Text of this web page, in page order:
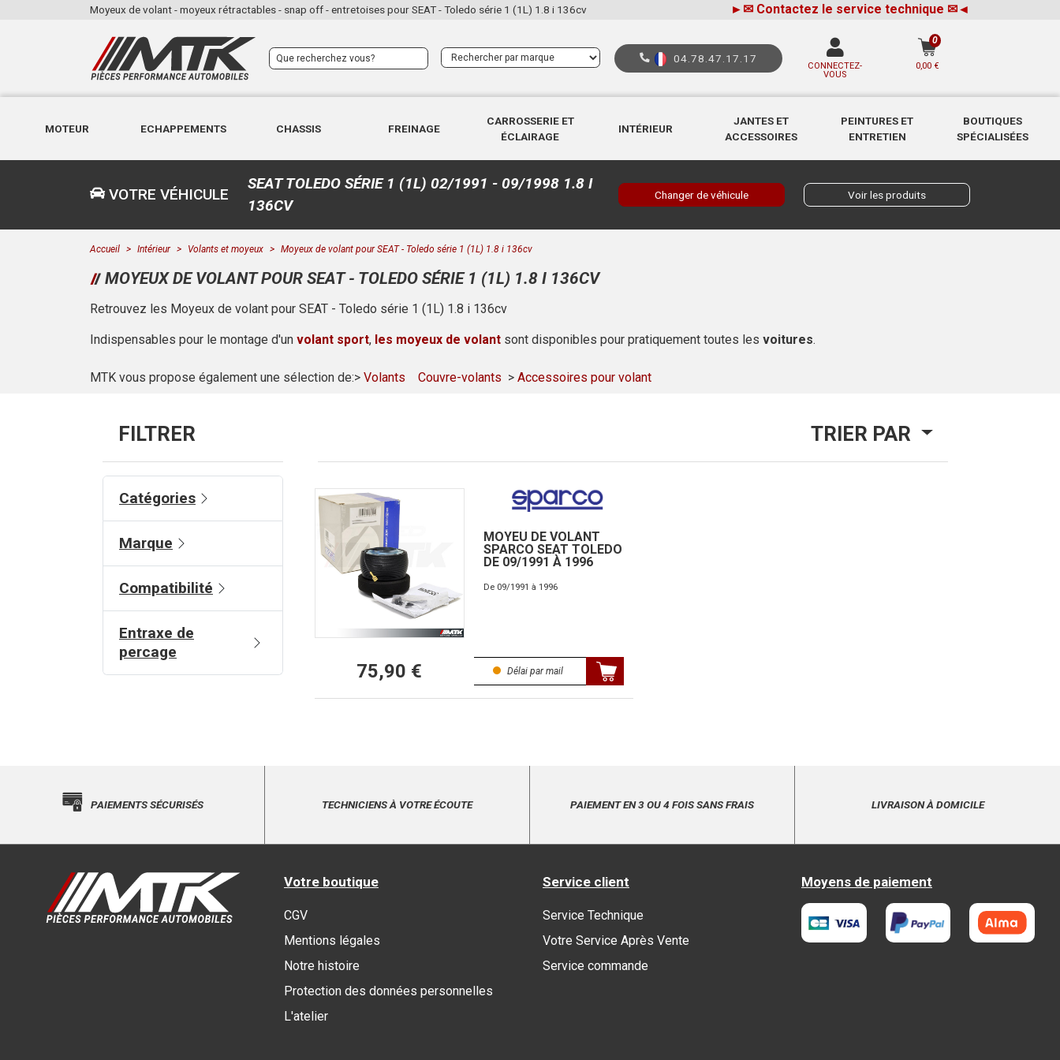
Moyeux de volant - moyeux rétractables - snap off - entretoises pour SEAT - Toledo série 1 (1L) 1.8 i 136cv ► ✉ Contactez le service technique ✉◄
04.78.47.17.17
CONNECTEZ-
VOUS
0,00 €
0
MOTEUR ECHAPPEMENTS CHASSIS FREINAGE
CARROSSERIE ET
ÉCLAIRAGE
INTÉRIEUR
JANTES ET
ACCESSOIRES
PEINTURES ET
ENTRETIEN
BOUTIQUES
SPÉCIALISÉES
VOTRE VÉHICULE
SEAT TOLEDO SÉRIE 1 (1L) 02/1991 - 09/1998 1.8 I
136CV
Changer de véhicule Voir les produits
Accueil Intérieur Volants et moyeux Moyeux de volant pour SEAT - Toledo série 1 (1L) 1.8 i 136cv
MOYEUX DE VOLANT POUR SEAT - TOLEDO SÉRIE 1 (1L) 1.8 I 136CV
Retrouvez les Moyeux de volant pour SEAT - Toledo série 1 (1L) 1.8 i 136cv
Indispensables pour le montage d'un volant sport, les moyeux de volant sont disponibles pour pratiquement toutes les voitures.
MTK vous propose également une sélection de:> Volants Couvre-volants > Accessoires pour volant
FILTRER
Catégories
Marque
Compatibilité
Entraxe de
percage
TRIER PAR
MOYEU DE VOLANT
SPARCO SEAT TOLEDO
DE 09/1991 À 1996
De 09/1991 à 1996
75,90 € Délai par mail
PAIEMENTS SÉCURISÉS TECHNICIENS À VOTRE ÉCOUTE PAIEMENT EN 3 OU 4 FOIS SANS FRAIS LIVRAISON À DOMICILE
Votre boutique
CGV
Mentions légales
Notre histoire
Protection des données personnelles
L'atelier
Service client
Service Technique
Votre Service Après Vente
Service commande
Moyens de paiement